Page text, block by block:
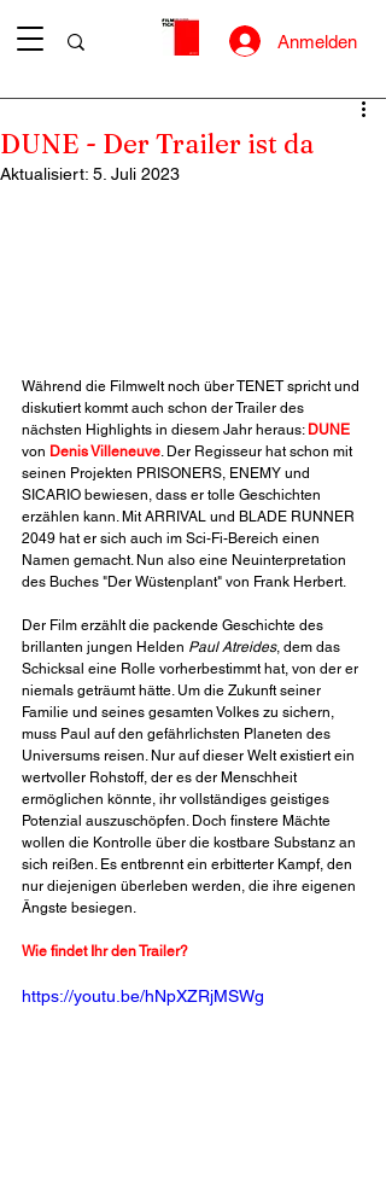
Anmelden
DUNE - Der Trailer ist da
Aktualisiert: 5. Juli 2023
Während die Filmwelt noch über TENET spricht und
diskutiert kommt auch schon der Trailer des
nächsten Highlights in diesem Jahr heraus: DUNE
von Denis Villeneuve. Der Regisseur hat schon mit
seinen Projekten PRISONERS, ENEMY und
SICARIO bewiesen, dass er tolle Geschichten
erzählen kann. Mit ARRIVAL und BLADE RUNNER
2049 hat er sich auch im Sci-Fi-Bereich einen
Namen gemacht. Nun also eine Neuinterpretation
des Buches "Der Wüstenplant" von Frank Herbert.
Der Film erzählt die packende Geschichte des
brillanten jungen Helden Paul Atreides, dem das
Schicksal eine Rolle vorherbestimmt hat, von der er
niemals geträumt hätte. Um die Zukunft seiner
Familie und seines gesamten Volkes zu sichern,
muss Paul auf den gefährlichsten Planeten des
Universums reisen. Nur auf dieser Welt existiert ein
wertvoller Rohstoff, der es der Menschheit
ermöglichen könnte, ihr vollständiges geistiges
Potenzial auszuschöpfen. Doch finstere Mächte
wollen die Kontrolle über die kostbare Substanz an
sich reißen. Es entbrennt ein erbitterter Kampf, den
nur diejenigen überleben werden, die ihre eigenen
Ängste besiegen.
Wie findet Ihr den Trailer?
https://youtu.be/hNpXZRjMSWg